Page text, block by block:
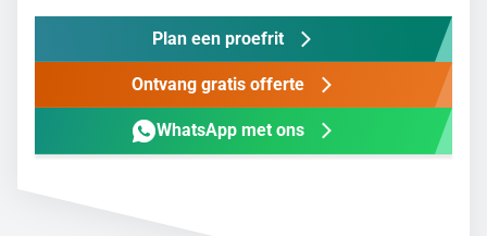
Plan een proefrit
Ontvang gratis offerte
WhatsApp met ons